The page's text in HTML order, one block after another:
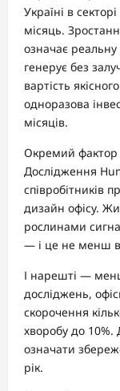
Україні в
місяць.
означає реальну
генерує без
вартість
одноразова
місяців.
Окремий фактор
Дослідження
співробітників
дизайн офісу.
рослинами
— і це не менш
І нарешті —
досліджень,
скорочення
хворобу до
означати
рік.